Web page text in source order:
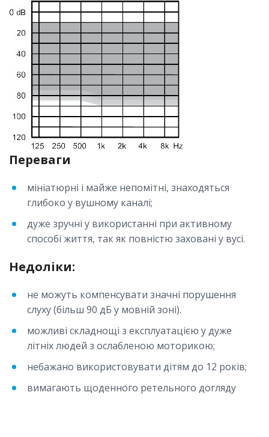
Переваги
мініатюрні і майже непомітні, знаходяться
глибоко у вушному каналі;
дуже зручні у використанні при активному
способі життя, так як повністю заховані у вусі.
Недоліки:
не можуть компенсувати значні порушення
слуху (більш 90 дБ у мовній зоні).
можливі складнощі з експлуатацією у дуже
літніх людей з ослабленою моторикою;
небажано використовувати дітям до 12 років;
вимагають щоденного ретельного догляду